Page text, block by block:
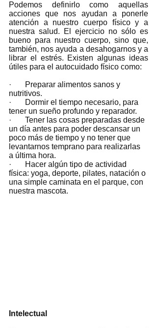
Podemos definirlo como aquellas
acciones que nos ayudan a ponerle
atención a nuestro cuerpo físico y a
nuestra salud. El ejercicio no sólo es
bueno para nuestro cuerpo, sino que,
también, nos ayuda a desahogarnos y a
librar el estrés. Existen algunas ideas
útiles para el autocuidado físico como:
·       Preparar alimentos sanos y
nutritivos.
·       Dormir el tiempo necesario, para
tener un sueño profundo y reparador.
·       Tener las cosas preparadas desde
un día antes para poder descansar un
poco más de tiempo y no tener que
levantarnos temprano para realizarlas
a última hora.
·       Hacer algún tipo de actividad
física: yoga, deporte, pilates, natación o
una simple caminata en el parque, con
nuestra mascota.
Intelectual